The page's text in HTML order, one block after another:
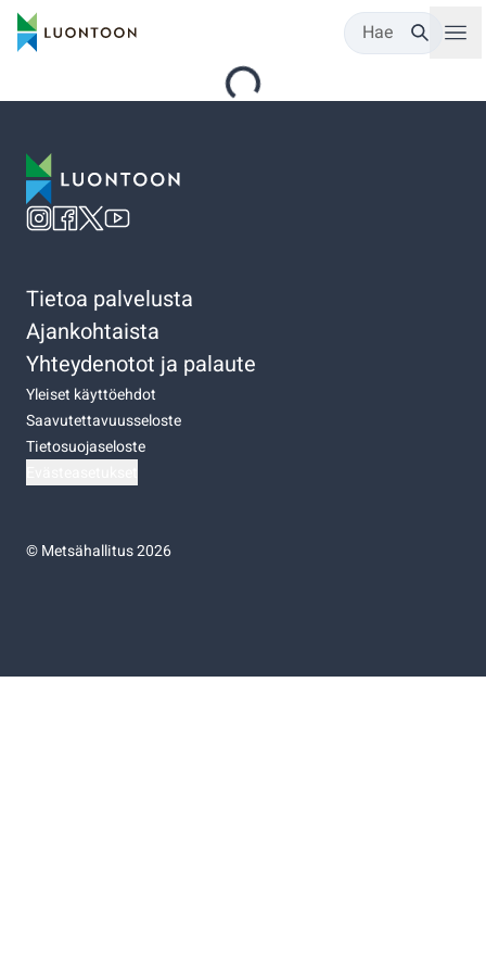
Hae
Tietoa palvelusta
Ajankohtaista
Yhteydenotot ja palaute
Yleiset käyttöehdot
Saavutettavuusseloste
Tietosuojaseloste
©Metsähallitus 2026